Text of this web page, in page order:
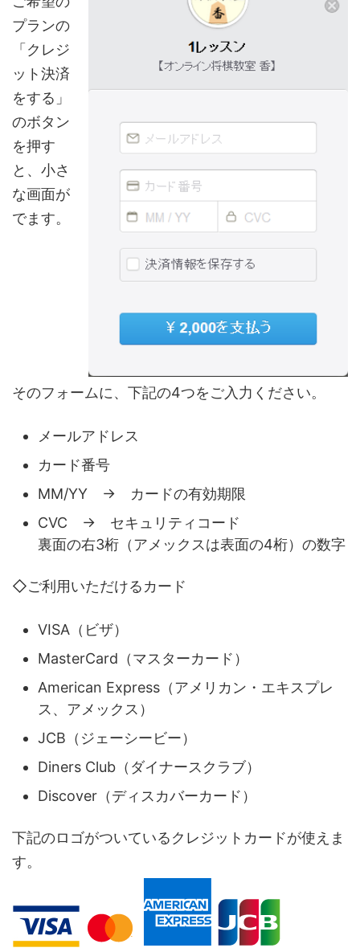
プランの
「クレジ
ット決済
をする」
のボタン
を押す
と、小さ
な画面が
でます。
そのフォームに、下記の4つをご入力ください。
メールアドレス
カード番号
MM/YY → カードの有効期限
CVC → セキュリティコード
裏面の右3桁（アメックスは表面の4桁）の数字
◇ご利用いただけるカード
VISA（ビザ）
MasterCard（マスターカード）
American Express（アメリカン・エキスプレ
ス、アメックス）
JCB（ジェーシービー）
Diners Club（ダイナースクラブ）
Discover（ディスカバーカード）
下記のロゴがついているクレジットカードが使えま
す。